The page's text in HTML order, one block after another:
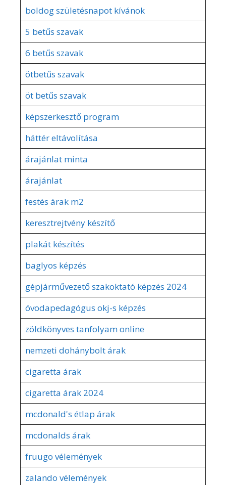
boldog születésnapot kívánok
5 betűs szavak
6 betűs szavak
ötbetűs szavak
öt betűs szavak
képszerkesztő program
háttér eltávolítása
árajánlat minta
árajánlat
festés árak m2
keresztrejtvény készítő
plakát készítés
baglyos képzés
gépjárművezető szakoktató képzés 2024
óvodapedagógus okj-s képzés
zöldkönyves tanfolyam online
nemzeti dohánybolt árak
cigaretta árak
cigaretta árak 2024
mcdonald's étlap árak
mcdonalds árak
fruugo vélemények
zalando vélemények